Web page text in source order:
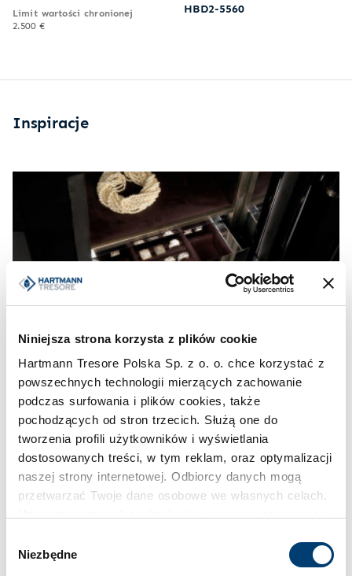
Niniejsza strona korzysta z plików cookie
Hartmann Tresore Polska Sp. z o. o. chce korzystać z
powszechnych technologii mierzących zachowanie
podczas surfowania i plików cookies, także
pochodzących od stron trzecich. Służą one do
tworzenia profili użytkowników i wyświetlania
dostosowanych treści, w tym reklam, oraz optymalizacji
naszej strony internetowej. Odbiorcy danych mogą
przetwarzać Twoje dane osobowe we własnych celach.
zgody
Niezbędne
Limit wartości chronionej
2.500 €
HBD2-5560
Inspiracje